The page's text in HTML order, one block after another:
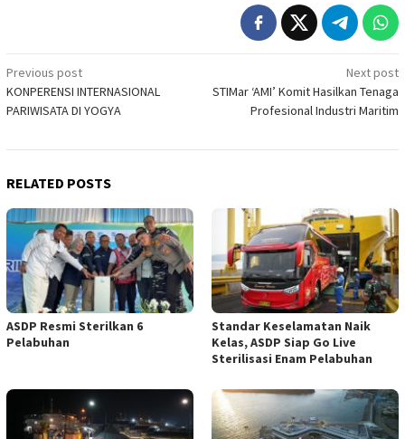
Post
navigation
Previous post
KONPERENSI INTERNASIONAL
PARIWISATA DI YOGYA
Next post
STIMar ‘AMI’ Komit Hasilkan Tenaga
Profesional Industri Maritim
RELATED POSTS
ASDP Resmi Sterilkan 6
Pelabuhan
Standar Keselamatan Naik
Kelas, ASDP Siap Go Live
Sterilisasi Enam Pelabuhan